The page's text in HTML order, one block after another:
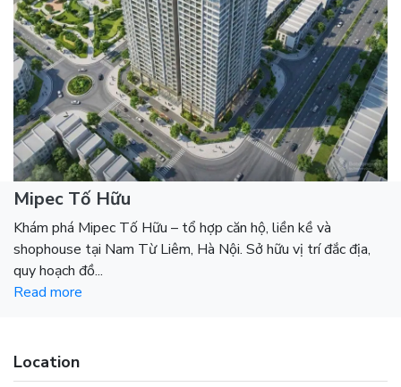
Mipec Tố Hữu
Khám phá Mipec Tố Hữu – tổ hợp căn hộ, liền kề và
shophouse tại Nam Từ Liêm, Hà Nội. Sở hữu vị trí đắc địa,
quy hoạch đồ...
Read more
Location